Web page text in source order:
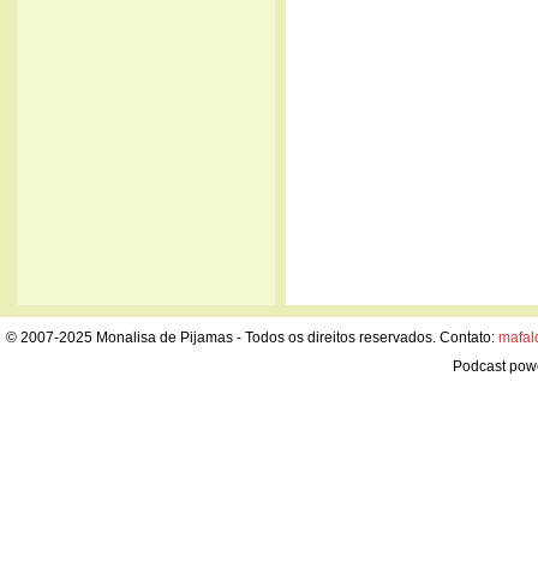
© 2007-2025 Monalisa de Pijamas - Todos os direitos reservados. Contato:
Podcast